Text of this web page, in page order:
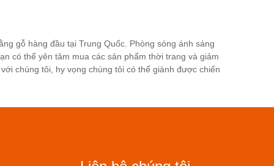
mồ
cả ở
gỗ hàng đầu tại Trung Quốc. Phòng sóng ánh sáng
có thể yên tâm mua các sản phẩm thời trang và giảm
chúng tôi, hy vọng chúng tôi có thể giành được chiến